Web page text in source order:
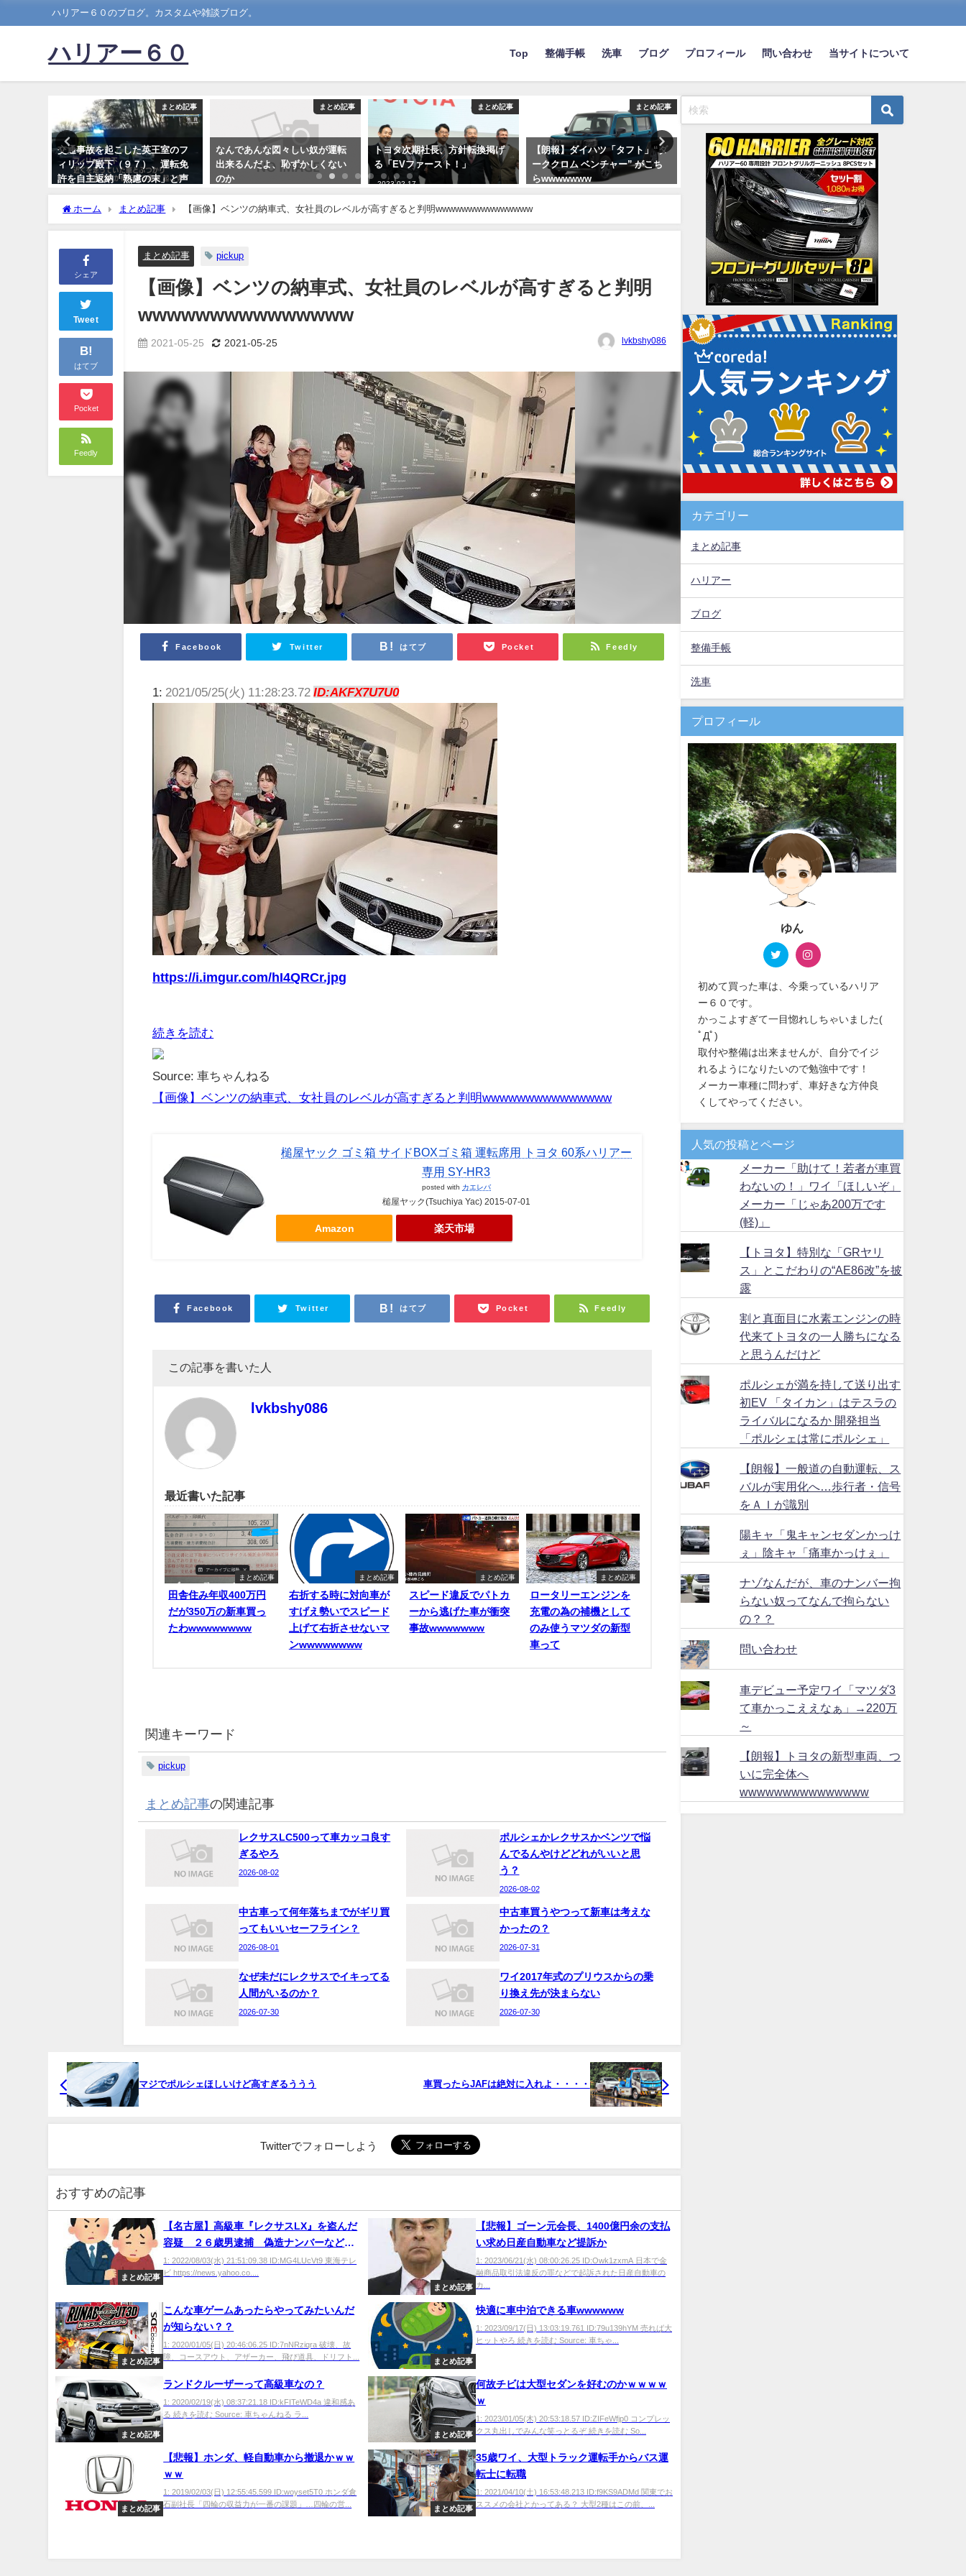
ハリアー６０のブログ。カスタムや雑談ブログ。
ハリアー６０ Top 整備手帳 洗車 ブログ プロフィール 問い合わせ 当サイトについて
まとめ記事
交通事故を起こした英王室のフ
ィリップ殿下（９７）、運転免
許を自主返納「熟慮の末」と声
明発表
2019-02-11
まとめ記事
なんであんな図々しい奴が運転
出来るんだよ、恥ずかしくない
のか
まとめ記事
トヨタ次期社長、方針転換掲げ
る「EVファースト！」
2023-02-17
まとめ記事
【朗報】ダイハツ「タフト」“ダ
ーククロム ベンチャー” がこち
らwwwwwww
車やバイクが趣味な奴はクソだ
と思う
2024-01-16
『バック駐車』するときバ
モニターとサイドミラーど
見てるの？？？？？
2024-11-01
ホーム まとめ記事 【画像】ベンツの納車式、女社員のレベルが高すぎると判明wwwwwwwwwwwwwww
シェア
Tweet
B!
はてブ
Pocket
Feedly
まとめ記事 pickup
【画像】ベンツの納車式、女社員のレベルが高すぎると判明
wwwwwwwwwwwwwww
2021-05-25 2021-05-25 lvkbshy086
Facebook Twitter はてブ Pocket Feedly
1: 2021/05/25(火) 11:28:23.72ID:AKFX7U7U0
https://i.imgur.com/hI4QRCr.jpg
続きを読む
Source: 車ちゃんねる
【画像】ベンツの納車式、女社員のレベルが高すぎると判明wwwwwwwwwwwwwww
槌屋ヤック ゴミ箱 サイドBOXゴミ箱 運転席用 トヨタ 60系ハリアー
専用 SY-HR3
posted with カエレバ
槌屋ヤック(Tsuchiya Yac) 2015-07-01
Amazon 楽天市場
Facebook Twitter はてブ Pocket Feedly
この記事を書いた人
lvkbshy086
最近書いた記事
まとめ記事
田舎住み年収400万円
だが350万の新車買っ
たわwwwwwwww
まとめ記事
右折する時に対向車が
すげえ勢いでスピード
上げて右折させないマ
ンwwwwwwww
まとめ記事
スピード違反でパトカ
ーから逃げた車が衝突
事故wwwwwww
まとめ記事
ロータリーエンジンを
充電の為の補機として
のみ使うマツダの新型
車って
関連キーワード
pickup
まとめ記事の関連記事
レクサスLC500って車カッコ良す
ぎるやろ
2026-08-02
ポルシェかレクサスかベンツで悩
んでるんやけどどれがいいと思
う？
2026-08-02
中古車って何年落ちまでがギリ買
ってもいいセーフライン？
2026-08-01
中古車買うやつって新車は考えな
かったの？
2026-07-31
なぜ未だにレクサスでイキってる
人間がいるのか？
2026-07-30
ワイ2017年式のプリウスからの乗
り換え先が決まらない
2026-07-30
マジでポルシェほしいけど高すぎるううう 車買ったらJAFは絶対に入れよ・・・・
Twitterでフォローしよう
おすすめの記事
まとめ記事
【名古屋】高級車『レクサスLX』を盗んだ
容疑 ２６歳男逮捕 偽造ナンバーなど押
収 組織的犯行か
1: 2022/08/03(水) 21:51:09.38 ID:MG4LUcVt9 東海テレ
ビ https://news.yahoo.co....
まとめ記事
【悲報】ゴーン元会長、1400億円余の支払
い求め日産自動車など提訴か
1: 2023/06/21(水) 08:00:26.25 ID:Owk1zxmA 日本で金
融商品取引法違反の罪などで起訴された日産自動車の
カ...
まとめ記事
こんな車ゲームあったらやってみたいんだ
が知らない？？
1: 2020/01/05(日) 20:46:06.25 ID:7nNRziqra 破壊、故
障、コースアウト、アザーカー、飛び道具、ドリフト...
まとめ記事
快適に車中泊できる車wwwwww
1: 2023/09/17(日) 13:03:19.761 ID:79u139hYM 売れば大
ヒットやろ 続きを読む Source: 車ちゃ...
まとめ記事
ランドクルーザーって高級車なの？
1: 2020/02/19(水) 08:37:21.18 ID:kFITeWD4a 違和感あ
る 続きを読む Source: 車ちゃんねる ラ...
まとめ記事
何故チビは大型セダンを好むのかｗｗｗｗ
ｗ
1: 2023/01/05(木) 20:53:18.57 ID:ZIFeWfjp0 コンプレッ
クス丸出しでみんな笑っとるぞ 続きを読む So...
まとめ記事
【悲報】ホンダ、軽自動車から撤退かｗｗ
ｗｗ
1: 2019/02/03(日) 12:55:45.599 ID:woyset5T0 ホンダ倉
石副社長「四輪の収益力が一番の課題」…四輪の営...
まとめ記事
35歳ワイ、大型トラック運転手からバス運
転士に転職
1: 2021/04/10(土) 16:53:48.213 ID:f9KS9ADMd 関東でお
ススメの会社とかってある？ 大型2種はこの前、...
カテゴリー
まとめ記事
ハリアー
ブログ
整備手帳
洗車
プロフィール
ゆん
初めて買った車は、今乗っているハリア
ー６０です。
かっこよすぎて一目惚れしちゃいました(
ﾟДﾟ)
取付や整備は出来ませんが、自分でイジ
れるようになりたいので勉強中です！
メーカー車種に問わず、車好きな方仲良
くしてやってください。
人気の投稿とページ
メーカー「助けて！若者が車買
わないの！」ワイ「ほしいぞ」
メーカー「じゃあ200万です
(軽)」
【トヨタ】特別な「GRヤリ
ス」とこだわりの“AE86改”を披
露
割と真面目に水素エンジンの時
代来てトヨタの一人勝ちになる
と思うんだけど
ポルシェが満を持して送り出す
初EV 「タイカン」はテスラの
ライバルになるか 開発担当
「ポルシェは常にポルシェ」
【朗報】一般道の自動運転、ス
バルが実用化へ…歩行者・信号
をＡＩが識別
陽キャ「鬼キャンセダンかっけ
ぇ」陰キャ「痛車かっけぇ」
ナゾなんだが、車のナンバー拘
らない奴ってなんで拘らない
の？？
問い合わせ
車デビュー予定ワイ「マツダ3
て車かっこええなぁ」→220万
～
【朗報】トヨタの新型車両、つ
いに完全体へ
wwwwwwwwwwwwwww